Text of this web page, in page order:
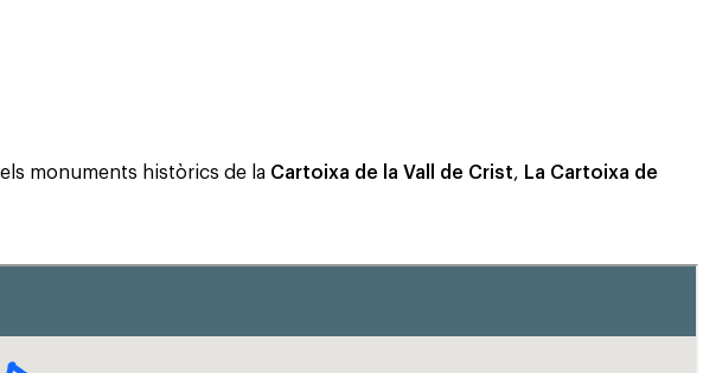
monuments històrics de la Cartoixa de la Vall de Crist, La Cartoixa de